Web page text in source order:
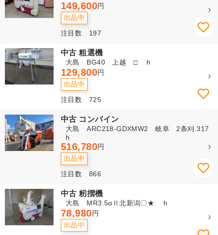
149,600円
出品中
注目数 197
中古 粗選機
大島 BG40 上越 □ h
129,800円
出品中
注目数 725
中古 コンバイン
大島 ARC218-GDXMW2 岐阜 2条刈 317
h
516,780円
出品中
注目数 866
中古 籾摺機
大島 MR3.5αⅡ北新潟〇★ h
78,980円
出品中